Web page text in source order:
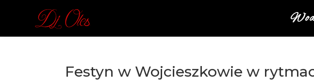
Festyn w Wojcieszkowie w